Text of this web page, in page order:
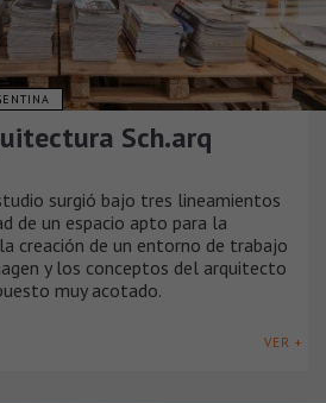
Sch.arq
surgió bajo tres lineamientos
de un espacio apto para la
creación de un entorno de trabajo
y los conceptos del arquitecto
muy acotado.
VER +